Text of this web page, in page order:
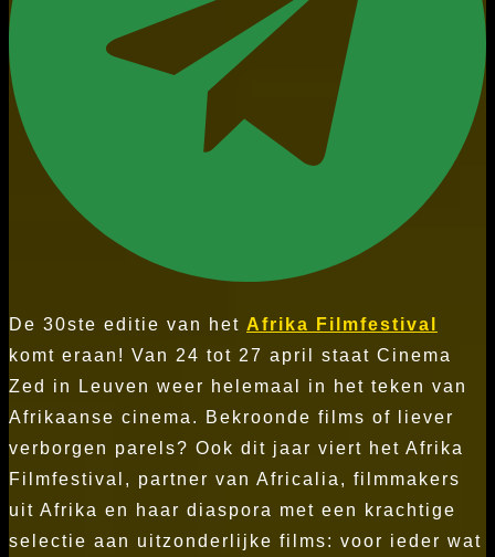
De 30ste editie van het Afrika Filmfestival
komt eraan! Van 24 tot 27 april staat Cinema
Zed in Leuven weer helemaal in het teken van
Afrikaanse cinema. Bekroonde films of liever
verborgen parels? Ook dit jaar viert het Afrika
Filmfestival, partner van Africalia, filmmakers
uit Afrika en haar diaspora met een krachtige
selectie aan uitzonderlijke films: voor ieder wat